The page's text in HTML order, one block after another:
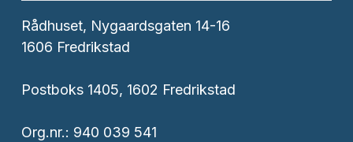
Rådhuset, Nygaardsgaten 14-16
1606 Fredrikstad
Postboks 1405, 1602 Fredrikstad
Org.nr.: 940 039 541